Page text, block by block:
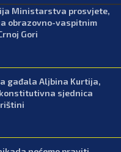
Ministarstva prosvjete,
obrazovno-vaspitnim
Gori
gađala Aljbina Kurtija,
sjednica